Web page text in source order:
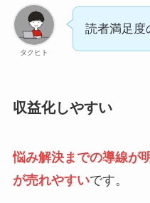
タクヒト
読者満足度
収益化しやすい
悩み解決までの導線が
が売れやすいです。